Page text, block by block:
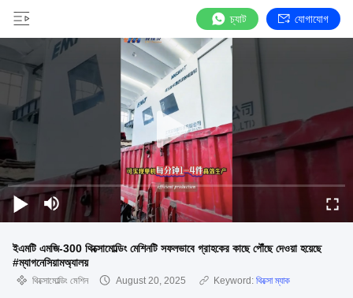
চ্যাট যোগাযোগ
ইএমটি এমজি-300 থিক্সোমোল্ডিং মেশিনটি সফলভাবে গ্রাহকের কাছে পৌঁছে দেওয়া হয়েছে
#ম্যাগনেসিয়ামঅ্যালয়
থিক্সোমোল্ডিং মেশিন August 20, 2025 Keyword: থিক্সো ম্যাক